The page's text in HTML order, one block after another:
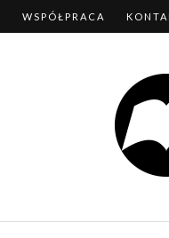
WSPÓŁPRACA